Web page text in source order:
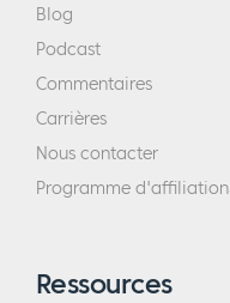
Blog
Podcast
Commentaires
Carrières
Nous contacter
Programme d'affiliation
Ressources